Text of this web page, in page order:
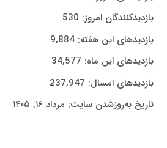
بازدیدکنندگان امروز: 530
بازدیدهای این هفته:9,884
بازدیدهای این ماه: 34,577
بازدیدهای امسال: 237,947
تاریخ به‌روزشدن سایت: مرداد ۱۶, ۱۴۰۵